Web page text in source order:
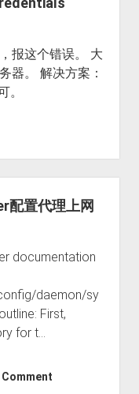
报这个错误。 大
器。 解决方案：
。
配置代理上网
documentation
daemon/sy
First,
for t…
Comment